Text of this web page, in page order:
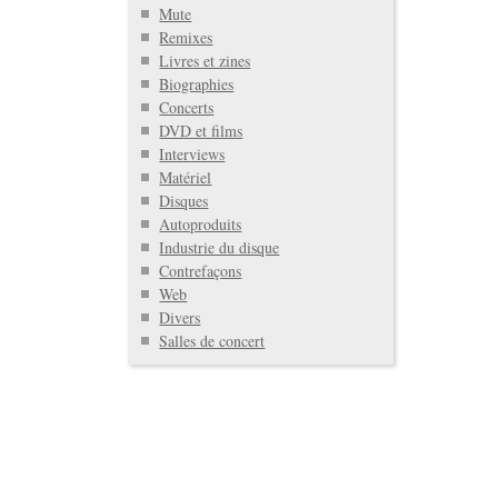
Mute
Remixes
Livres et zines
Biographies
Concerts
DVD et films
Interviews
Matériel
Disques
Autoproduits
Industrie du disque
Contrefaçons
Web
Divers
Salles de concert